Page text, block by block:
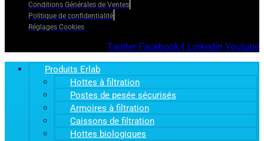
Conditions Générales de Ventes
Politique de confidentialité
Réglages Cookies
Twitter Facebook-f Linkedin Youtube
Produits Erlab
Hottes à filtration
Postes de pesée sécurisés
Armoires à filtration
Caissons de filtration
Hottes biologiques